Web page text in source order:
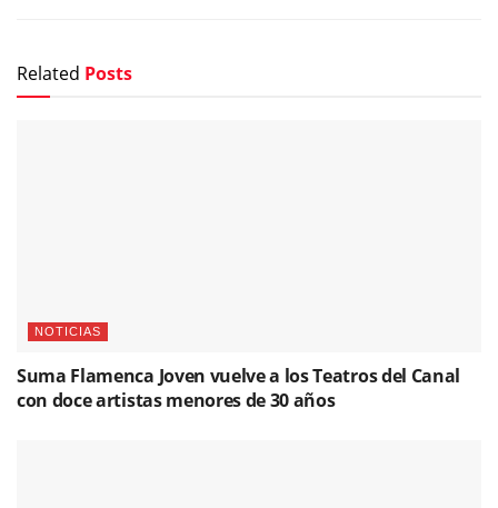
Related Posts
NOTICIAS
Suma Flamenca Joven vuelve a los Teatros del Canal
con doce artistas menores de 30 años